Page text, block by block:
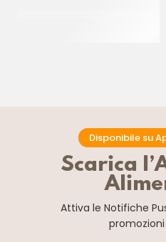
Disponibile su
Scarica
Attiva le Notifiche
promozioni